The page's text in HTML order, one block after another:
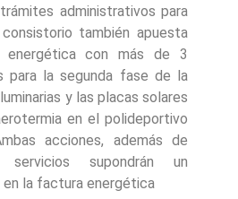
administrativos para
también apuesta
energética con más de 3
para la segunda fase de la
y las placas solares
en el polideportivo
acciones, además de
servicios supondrán un
la factura energética